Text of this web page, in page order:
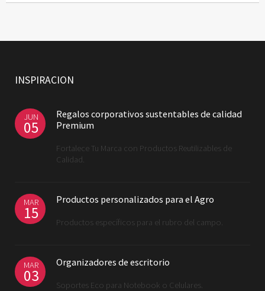
INSPIRACION
JUN
05
Regalos corporativos sustentables de calidad
Premium
Fortalece Tu Marca con Productos Reutilizables de
Calidad.
MAR
15
Productos personalizados para el Agro
Productos específicos para el rubro del campo.
MAR
03
Organizadores de escritorio
Soportes Eco para Notebook o Celulares.